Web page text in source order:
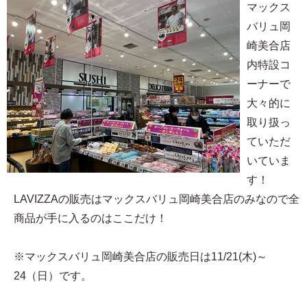
マックス
バリュ岡
崎美合店
内特設コ
ーナーで
大々的に
取り扱っ
ていただ
いていま
す！
LAVIZZAの販売はマックスバリュ岡崎美合店のみなので全
商品が手に入るのはここだけ！
※マックスバリュ岡崎美合店の販売日は11/21(木)～
24（日）です。